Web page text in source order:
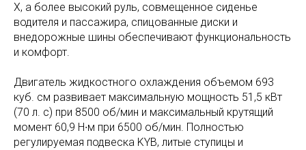
X, а более высокий руль, совмещенное сиденье
водителя и пассажира, спицованные диски и
внедорожные шины обеспечивают функциональность
и комфорт.
Двигатель жидкостного охлаждения объемом 693
куб. см развивает максимальную мощность 51,5 кВт
(70 л. с) при 8500 об/мин и максимальный крутящий
момент 60,9 Н∙м при 6500 об/мин. Полностью
регулируемая подвеска KYB, литые ступицы и